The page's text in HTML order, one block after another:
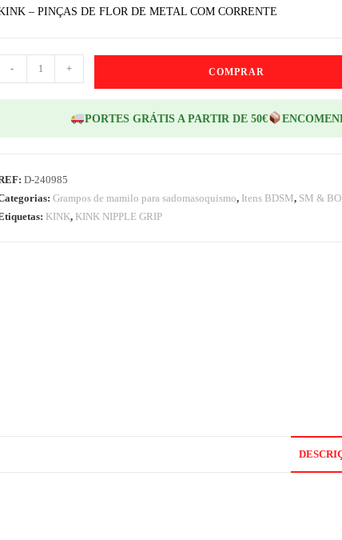
– PINÇAS DE FLOR DE METAL COM CORRENTE
- + COMPRAR
PORTES GRÁTIS A PARTIR DE 50€
D-240985
Grampos de mamilo para sadomasoquismo, Itens BDSM, SM &
KINK, KINK NIPPLE GRIP